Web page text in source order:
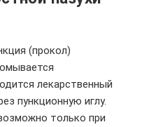
(прокол)
лекарственный
пункционную иглу.
только при